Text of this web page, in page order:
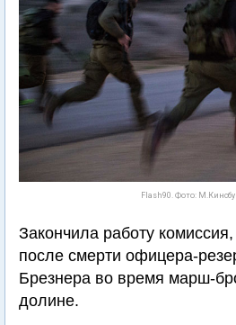
Flash90. Фото:
Закончила работу
после смерти офицера-
Брезнера во время марш-
долине.